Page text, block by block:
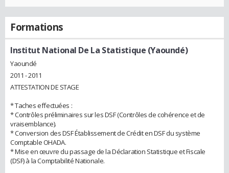
Formations
Institut National De La Statistique (Yaoundé)
Yaoundé
2011 - 2011
ATTESTATION DE STAGE
* Taches effectuées :
* Contrôles préliminaires sur les DSF (Contrôles de cohérence et de
vraisemblance).
* Conversion des DSF Établissement de Crédit en DSF du système
Comptable OHADA.
* Mise en œuvre du passage de la Déclaration Statistique et Fiscale
(DSF) à la Comptabilité Nationale.